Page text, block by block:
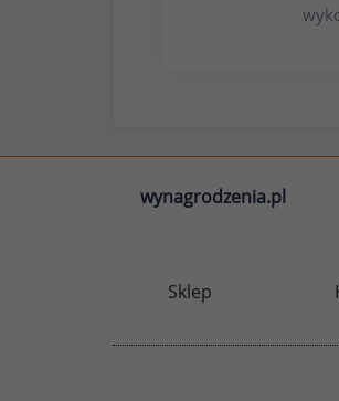
wynagrodzenia.pl
Sklep